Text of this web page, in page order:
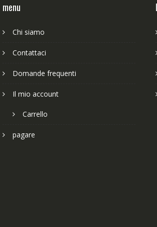
menu
Chi siamo
Contattaci
Domande frequenti
Il mio account
Carrello
pagare